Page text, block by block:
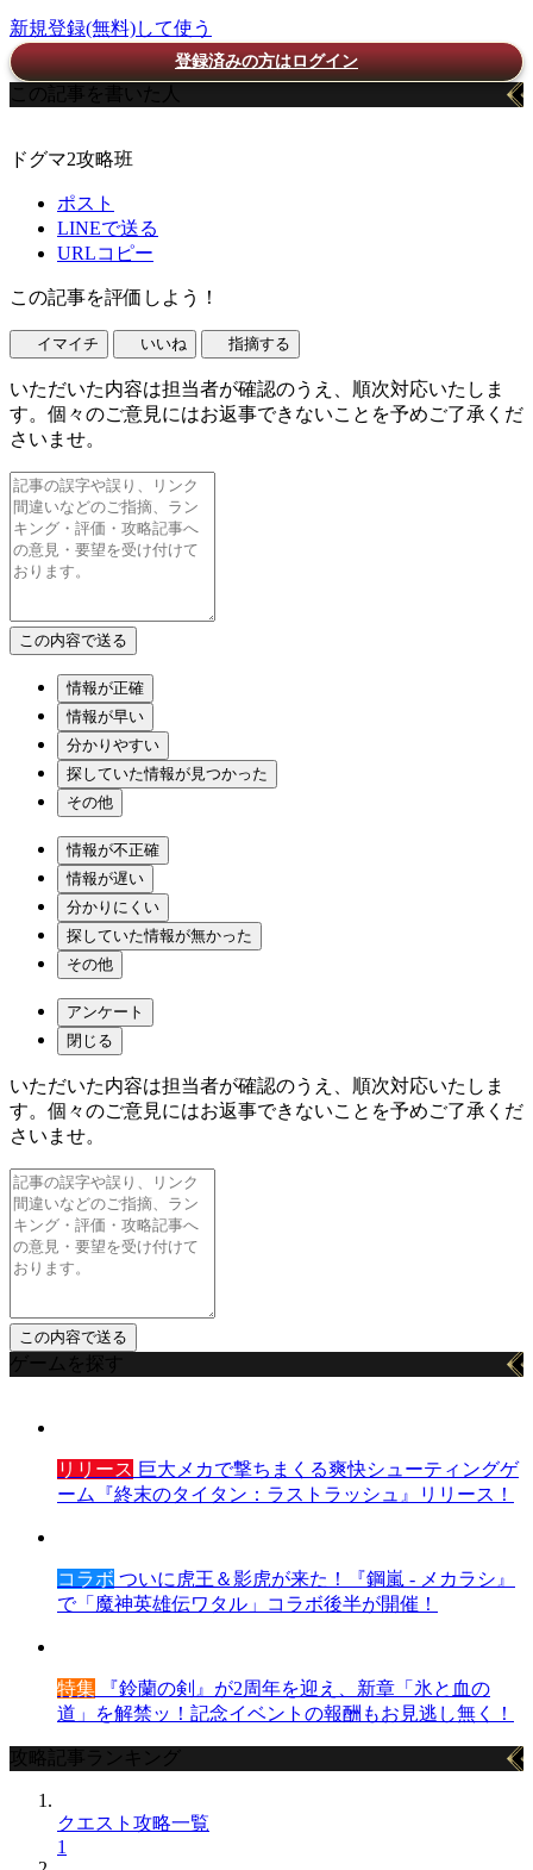
新規登録(無料)して使う
登録済みの方はログイン
この記事を書いた人
ドグマ2攻略班
ポスト
LINEで送る
URLコピー
この記事を評価しよう！
イマイチ いいね 指摘する
いただいた内容は担当者が確認のうえ、順次対応いたしま
す。個々のご意見にはお返事できないことを予めご了承くだ
さいませ。
情報が正確
情報が早い
分かりやすい
探していた情報が見つかった
その他
情報が不正確
情報が遅い
分かりにくい
探していた情報が無かった
その他
アンケート
閉じる
いただいた内容は担当者が確認のうえ、順次対応いたしま
す。個々のご意見にはお返事できないことを予めご了承くだ
さいませ。
ゲームを探す
リリース 巨大メカで撃ちまくる爽快シューティングゲ
ーム『終末のタイタン：ラストラッシュ』リリース！
コラボ ついに虎王＆影虎が来た！『鋼嵐 - メカラシ』
で「魔神英雄伝ワタル」コラボ後半が開催！
特集 『鈴蘭の剣』が2周年を迎え、新章「氷と血の
道」を解禁ッ！記念イベントの報酬もお見逃し無く！
攻略記事ランキング
クエスト攻略一覧
1